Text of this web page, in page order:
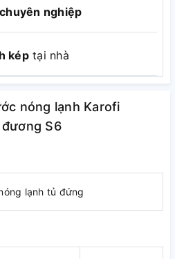
chuyên nghiệp
képtại nhà
nóng lạnh Karofi
S6
lạnh tủ đứng